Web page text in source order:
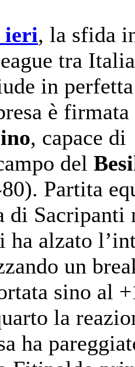
ieri, la sfida
tra
in
è firmata
, capace di
del
Partita
di Sacripanti
ha alzato
un
sino al
la
ha